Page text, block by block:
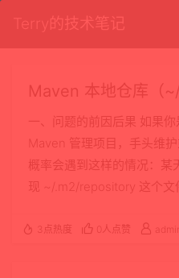
Terry的技术笔记
Maven 本地仓库（
理实战：如何安全
量磁盘空间
一、问题的前因后果 如果
Maven 管理项目，手头维
概率会遇到这样的情况：某
现 ~/.m2/repository 这个文
样，Maven 不会自动清理
3点热度 0人点赞